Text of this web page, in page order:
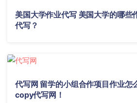
美国大学作业代写 美国大学的哪些
代写？
代写网 留学的小组合作项目作业怎
copy代写网！